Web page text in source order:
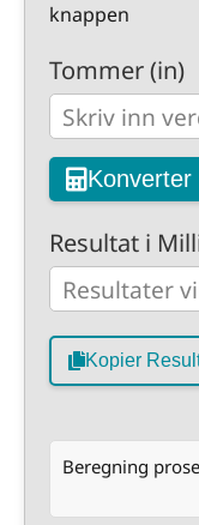
knappen
Tommer (in)
Konverter
Resultat i
Kopier
Beregning